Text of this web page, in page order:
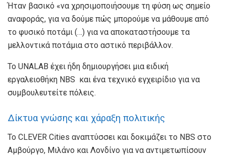
Ήταν βασικό «να χρησιμοποιήσουμε τη φύση ως σημείο
αναφοράς, για να δούμε πώς μπορούμε να μάθουμε από
το φυσικό ποτάμι (…) για να αποκαταστήσουμε τα
μελλοντικά ποτάμια στο αστικό περιβάλλον.
Το UNALAB έχει ήδη δημιουργήσει μια ειδική
εργαλειοθήκη NBS και ένα τεχνικό εγχειρίδιο για να
συμβουλευτείτε πόλεις.
Δίκτυα γνώσης και χάραξη πολιτικής
Το CLEVER Cities αναπτύσσει και δοκιμάζει το NBS στο
Αμβούργο, Μιλάνο και Λονδίνο για να αντιμετωπίσουν